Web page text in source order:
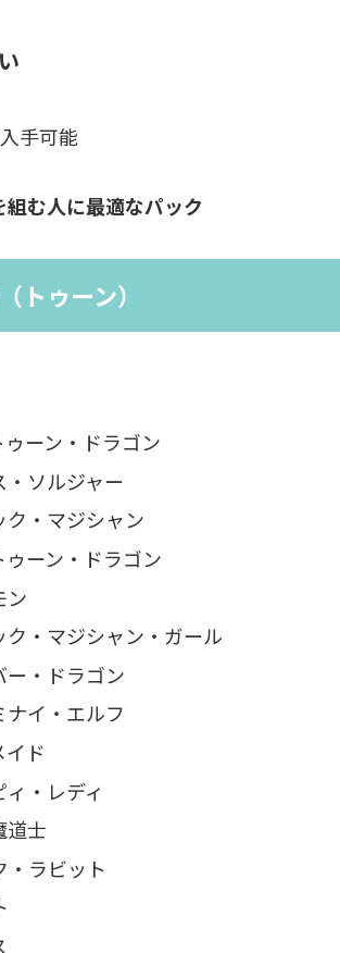
手可能
む人に最適なパック
トゥーン）
ーン・ドラゴン
・ソルジャー
ク・マジシャン
ゥーン・ドラゴン
ン
ク・マジシャン・ガール
ー・ドラゴン
ナイ・エルフ
イド
・レディ
道士
・ラビット